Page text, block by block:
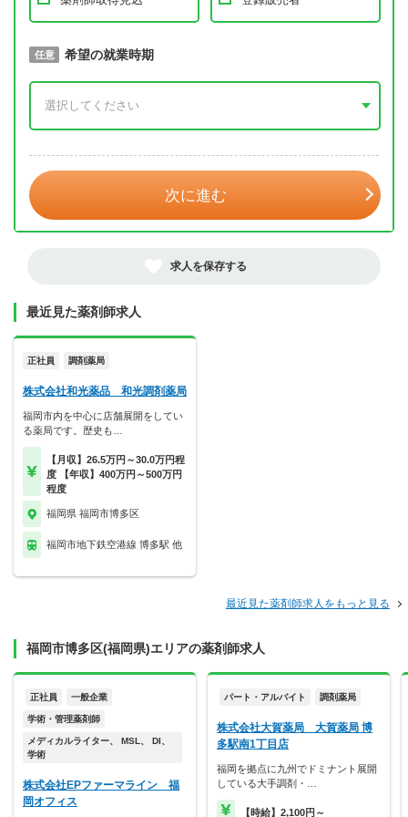
必須 取得予定年
任意 希望の就業時期
次に進む
求人を保存する
最近見た薬剤師求人
正社員 調剤薬局
株式会社和光薬品 和光調剤薬局
福岡市内を中心に店舗展開をしてい
る薬局です。歴史も…
【月収】26.5万円～30.0万円程
度 【年収】400万円～500万円
程度
福岡県 福岡市博多区
福岡市地下鉄空港線 博多駅 他
最近見た薬剤師求人をもっと見る
福岡市博多区(福岡県)エリアの薬剤師求人
正社員 一般企業
学術・管理薬剤師
メディカルライター、 MSL、 DI、
学術
株式会社EPファーマライン 福
岡オフィス
パート・アルバイト 調剤薬局
株式会社大賀薬局 大賀薬局 博
多駅南1丁目店
福岡を拠点に九州でドミナント展開
している大手調剤・…
【時給】2,100円～